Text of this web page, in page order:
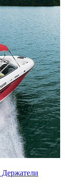
Держатели